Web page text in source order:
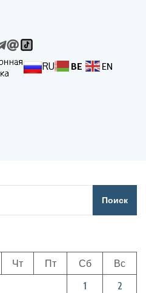
RU BE EN
Поиск
Чт Пт Сб
Вс
1
2